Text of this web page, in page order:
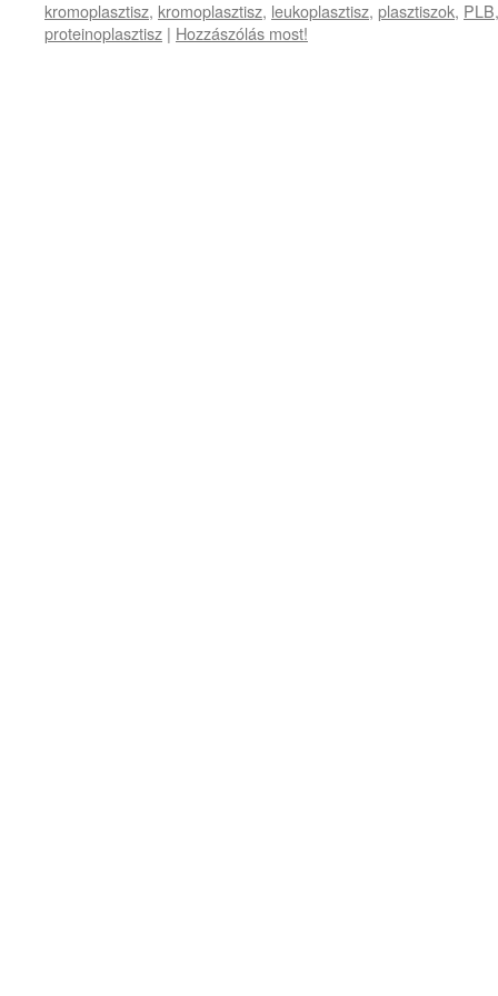
kromoplasztisz, kromoplasztisz, leukoplasztisz, plasztiszok, PLB
proteinoplasztisz | Hozzászólás most!